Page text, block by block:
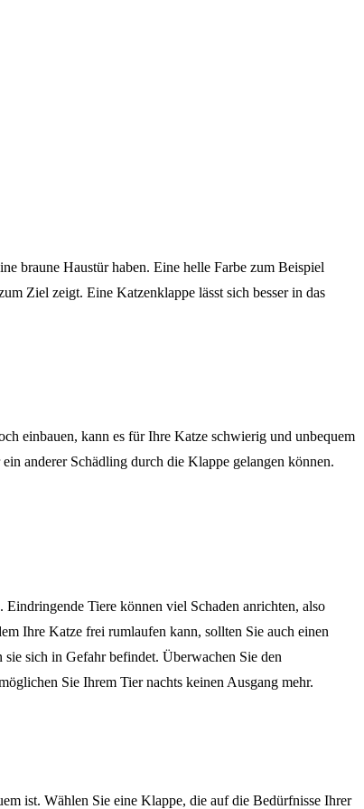
braune Haustür haben. Eine helle Farbe zum Beispiel
Ziel zeigt. Eine Katzenklappe lässt sich besser in das
einbauen, kann es für Ihre Katze schwierig und unbequem
anderer Schädling durch die Klappe gelangen können.
Tiere können viel Schaden anrichten, also
Ihre Katze frei rumlaufen kann, sollten Sie auch einen
sich in Gefahr befindet. Überwachen Sie den
Sie Ihrem Tier nachts keinen Ausgang mehr.
ist. Wählen Sie eine Klappe, die auf die Bedürfnisse Ihrer